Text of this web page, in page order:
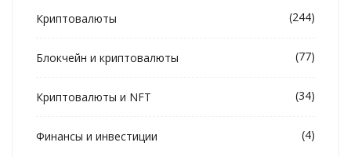
Криптовалюты (244)
Блокчейн и криптовалюты (77)
Криптовалюты и NFT (34)
Финансы и инвестиции (4)